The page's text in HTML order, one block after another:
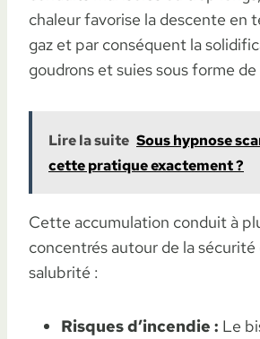
chaleur favorise la descente en
gaz et par conséquent la
goudrons et suies sous forme
Lire la suite Sous hypnose
cette pratique exactement ?
Cette accumulation conduit à
concentrés autour de la sécurité
salubrité :
Risques d’incendie : Le